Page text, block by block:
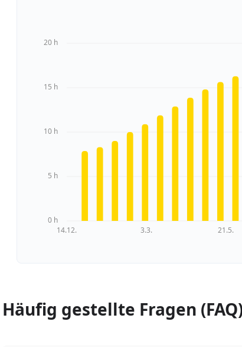
0 h
5 h
10 h
15 h
20 h
14.12. 3.3. 21.5.
Häufig gestellte Fragen